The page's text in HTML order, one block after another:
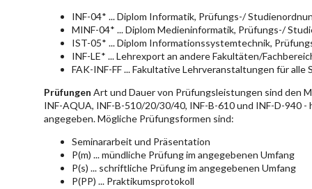
INF-04* ... Diplom Informatik, Prüfungs-/
MINF-04* ... Diplom Medieninformatik, Prüfungs-/
IST-05* ... Diplom Informationssystemtechnik,
INF-LE* ... Lehrexport an andere Fakultäten/
FAK-INF-FF ... Fakultative Lehrveranstaltungen für
Prüfungen Art und Dauer von Prüfungsleistungen sind den
INF-AQUA, INF-B-510/20/30/40, INF-B-610 und INF-D-940
angegeben. Mögliche Prüfungsformen sind:
Seminararbeit und Präsentation
P(m) ... mündliche Prüfung im angegebenen Umfang
P(s) ... schriftliche Prüfung im angegebenen Umfang
P(PP) ... Praktikumsprotokoll